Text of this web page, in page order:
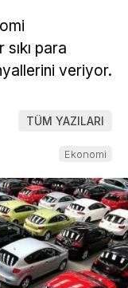
para
veriyor.
TÜM YAZILARI
Ekonomi